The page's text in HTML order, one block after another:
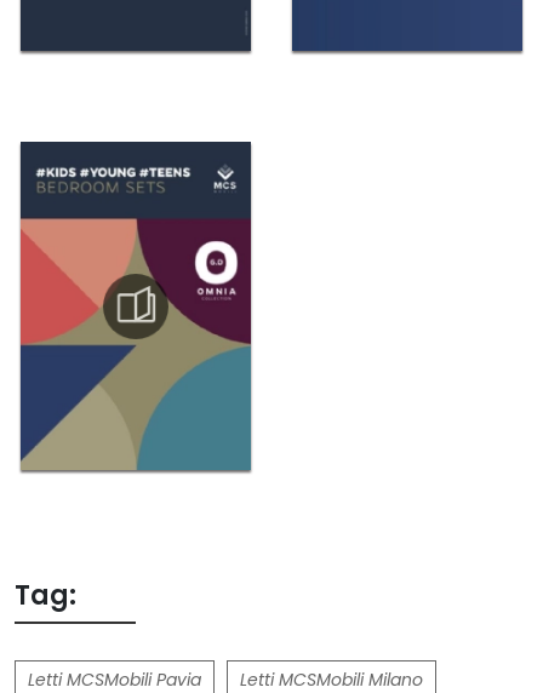
Tag:
Letti MCSMobili Pavia Letti MCSMobili Milano